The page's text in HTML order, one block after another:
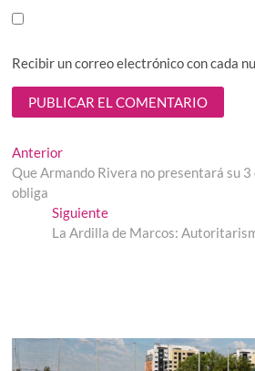
Recibir un correo electrónico con cada
Navegación
de
entradas
AnteriorEntrada
anterior:
Que Armando Rivera no presentará su
obliga
SiguienteEntrada
siguiente:
La Ardilla de Marcos: